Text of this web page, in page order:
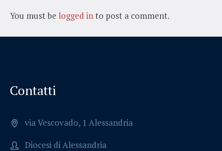
You must be logged into post a comment.
Contatti
via Vescovado, 1 Alessandria
Diocesi di Alessandria